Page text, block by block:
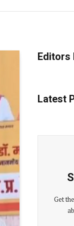
Editors
Latest
Get